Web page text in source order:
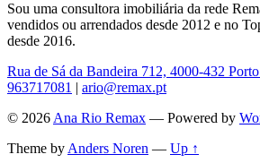
Sou uma consultora imobiliária da rede
vendidos ou arrendados desde 2012 e no
desde 2016.
Rua de Sá da Bandeira 712, 4000-432
963717081 | ario@remax.pt
© 2026Ana Rio Remax — Powered by
Theme byAnders Noren — Up ↑